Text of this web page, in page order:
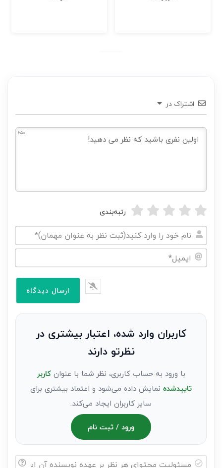
اشتراک در
650
رتبه‌بندی
نام
خود
نظر
کاربران وارد شده، اعتبار بیشتری در
نظرتو دارند
با ورود به حساب کاربری، نظر شما با عنوانکاربر
تاییدشده نمایش داده می‌شود و اعتماد بیشتری برای
سایر کاربران ایجاد می‌کند.
ورود / ثبت نام